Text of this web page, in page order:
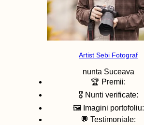
Artist Sebi Fotograf
nunta Suceava
🏆 Premii:
🎖️ Nunti verificate:
🖼️ Imagini portofoliu:
💬 Testimoniale: